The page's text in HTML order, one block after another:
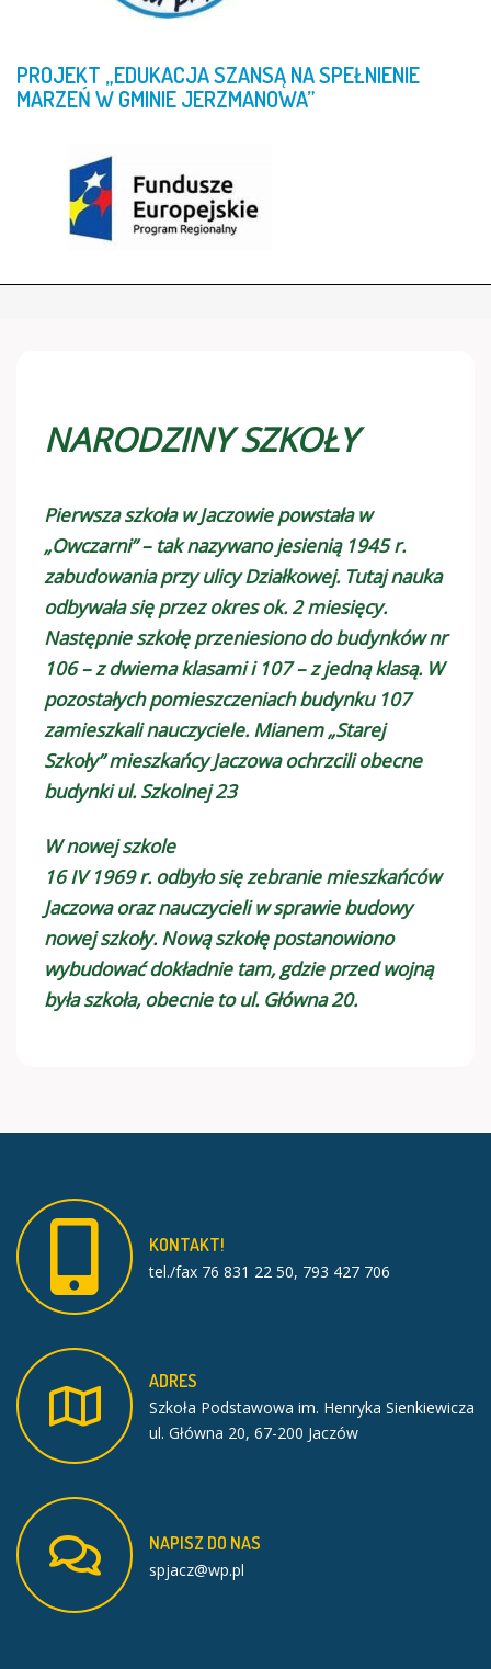
PROJEKT „EDUKACJASZANSĄNASPEŁNIENIE
MARZEŃWGMINIEJERZMANOWA”
NARODZINY SZKOŁY
Pierwsza szkoła w Jaczowie powstała w
„Owczarni” – tak nazywano jesienią 1945 r.
zabudowania przy ulicy Działkowej. Tutaj nauka
odbywała się przez okres ok. 2 miesięcy.
Następnie szkołę przeniesiono do budynków nr
106 – z dwiema klasami i 107 – z jedną klasą. W
pozostałych pomieszczeniach budynku 107
zamieszkali nauczyciele. Mianem „Starej
Szkoły” mieszkańcy Jaczowa ochrzcili obecne
budynki ul. Szkolnej 23
W nowej szkole
16 IV 1969 r. odbyło się zebranie mieszkańców
Jaczowa oraz nauczycieli w sprawie budowy
nowej szkoły. Nową szkołę postanowiono
wybudować dokładnie tam, gdzie przed wojną
była szkoła, obecnie to ul. Główna 20.
KONTAKT!
tel./fax 76 831 22 50, 793 427 706
ADRES
Szkoła Podstawowa im. Henryka Sienkiewicza
ul. Główna 20, 67-200 Jaczów
NAPISZDO NAS
spjacz@wp.pl